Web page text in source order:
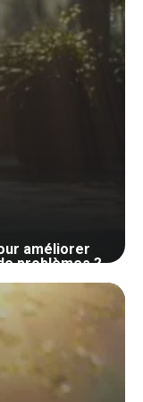
améliorer
problèmes ?